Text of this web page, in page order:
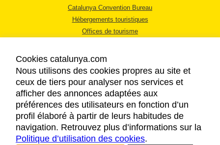
Catalunya Convention Bureau
Hébergements touristiques
Offices de tourisme
MENTIONS LÉGALES
RÈGLES DE CONFIDENTIALITÉ
COOKIES
ACCESSIBILITÉ
Cookies catalunya.com
Nous utilisons des cookies propres au site et
ceux de tiers pour analyser nos services et
afficher des annonces adaptées aux
préférences des utilisateurs en fonction d’un
profil élaboré à partir de leurs habitudes de
navigation. Retrouvez plus d’informations sur la
Politique d’utilisation des cookies.